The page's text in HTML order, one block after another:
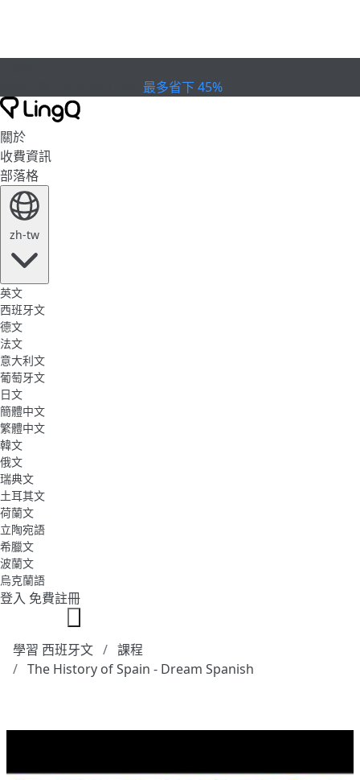
最多省下 45%
關於
收費資訊
部落格
zh-tw
英文
西班牙文
德文
法文
意大利文
葡萄牙文
日文
簡體中文
繁體中文
韓文
俄文
瑞典文
土耳其文
荷蘭文
立陶宛語
希臘文
波蘭文
烏克蘭語
登入 免費註冊
學習 西班牙文
課程
The History of Spain - Dream Spanish